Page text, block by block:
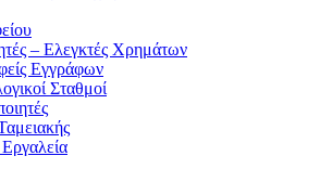
– Ελεγκτές Χρημάτων
Εγγράφων
Σταθμοί